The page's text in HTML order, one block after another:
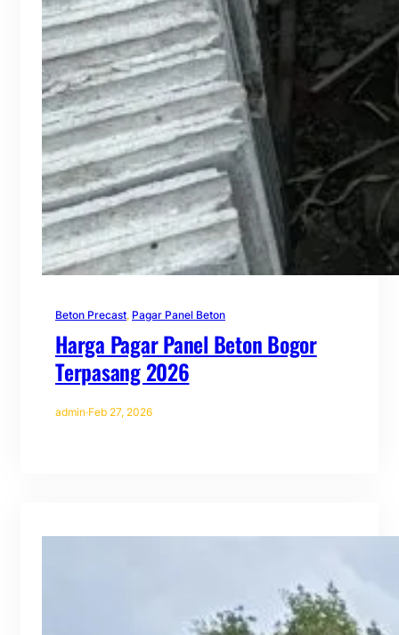
Beton Precast, Pagar Panel Beton
Harga Pagar Panel Beton Bogor
Terpasang 2026
admin·Feb 27, 2026